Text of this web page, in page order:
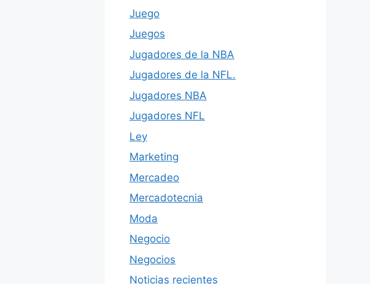
Juego
Juegos
Jugadores de la NBA
Jugadores de la NFL.
Jugadores NBA
Jugadores NFL
Ley
Marketing
Mercadeo
Mercadotecnia
Moda
Negocio
Negocios
Noticias recientes